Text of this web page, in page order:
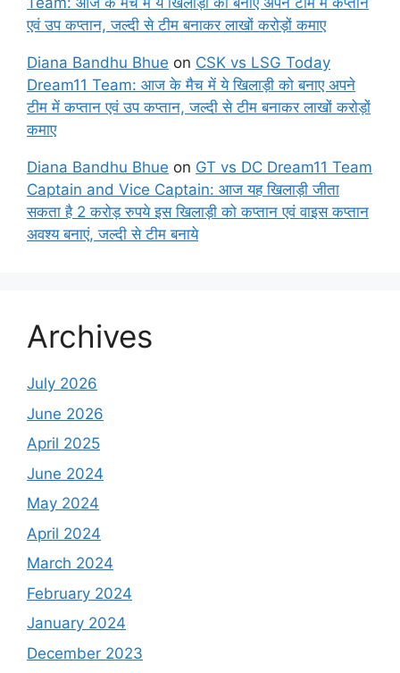
एवं उप कप्तान, जल्दी से टीम बनाकर लाखों करोड़ों कमाए
Diana Bandhu Bhue on CSK vs LSG Today
Dream11 Team: आज के मैच में ये खिलाड़ी को बनाए अपने
टीम में कप्तान एवं उप कप्तान, जल्दी से टीम बनाकर लाखों करोड़ों
कमाए
Diana Bandhu Bhue on GT vs DC Dream11 Team
Captain and Vice Captain: आज यह खिलाड़ी जीता
सकता है 2 करोड़ रुपये इस खिलाड़ी को कप्तान एवं वाइस कप्तान
अवश्य बनाएं, जल्दी से टीम बनाये
Archives
July 2026
June 2026
April 2025
June 2024
May 2024
April 2024
March 2024
February 2024
January 2024
December 2023